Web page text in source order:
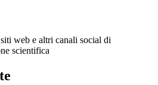
web e altri canali social di
scientifica